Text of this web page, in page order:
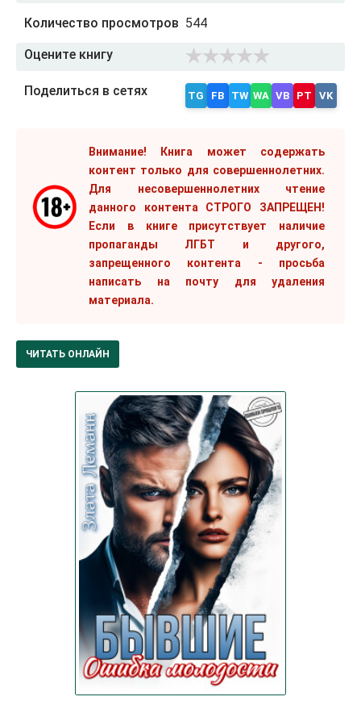
Количество просмотров 544
Оцените книгу
Поделиться в сетях TG FB TW WA VB PT VK
Внимание! Книга может содержать
контент только для совершеннолетних.
Для несовершеннолетних чтение
данного контента СТРОГО ЗАПРЕЩЕН!
Если в книге присутствует наличие
пропаганды ЛГБТ и другого,
запрещенного контента - просьба
написать на почту для удаления
материала.
ЧИТАТЬ ОНЛАЙН